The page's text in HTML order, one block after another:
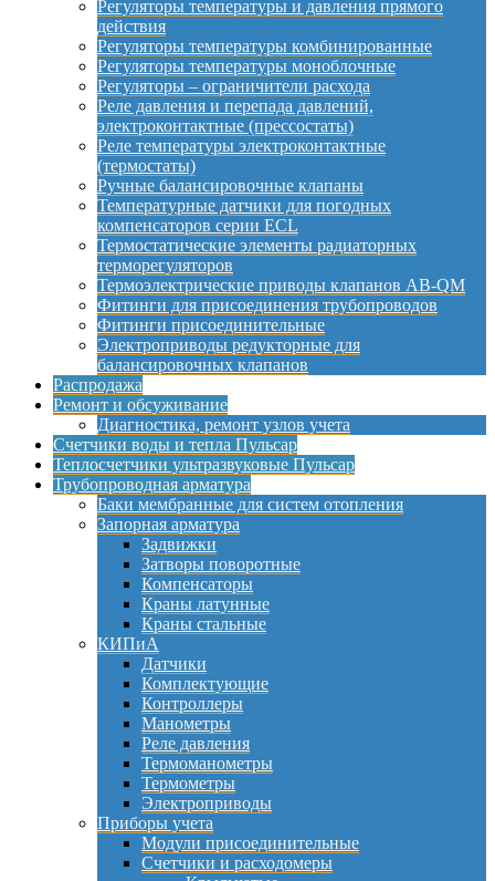
Регуляторы температуры и давления прямого
действия
Регуляторы температуры комбинированные
Регуляторы температуры моноблочные
Регуляторы – ограничители расхода
Реле давления и перепада давлений,
электроконтактные (прессостаты)
Реле температуры электроконтактные
(термостаты)
Ручные балансировочные клапаны
Температурные датчики для погодных
компенсаторов серии ECL
Термостатические элементы радиаторных
терморегуляторов
Термоэлектрические приводы клапанов AB-QM
Фитинги для присоединения трубопроводов
Фитинги присоединительные
Электроприводы редукторные для
балансировочных клапанов
Распродажа
Ремонт и обсуживание
Диагностика, ремонт узлов учета
Счетчики воды и тепла Пульсар
Теплосчетчики ультразвуковые Пульсар
Трубопроводная арматура
Баки мембранные для систем отопления
Запорная арматура
Задвижки
Затворы поворотные
Компенсаторы
Краны латунные
Краны стальные
КИПиА
Датчики
Комплектующие
Контроллеры
Манометры
Реле давления
Термоманометры
Термометры
Электроприводы
Приборы учета
Модули присоединительные
Счетчики и расходомеры